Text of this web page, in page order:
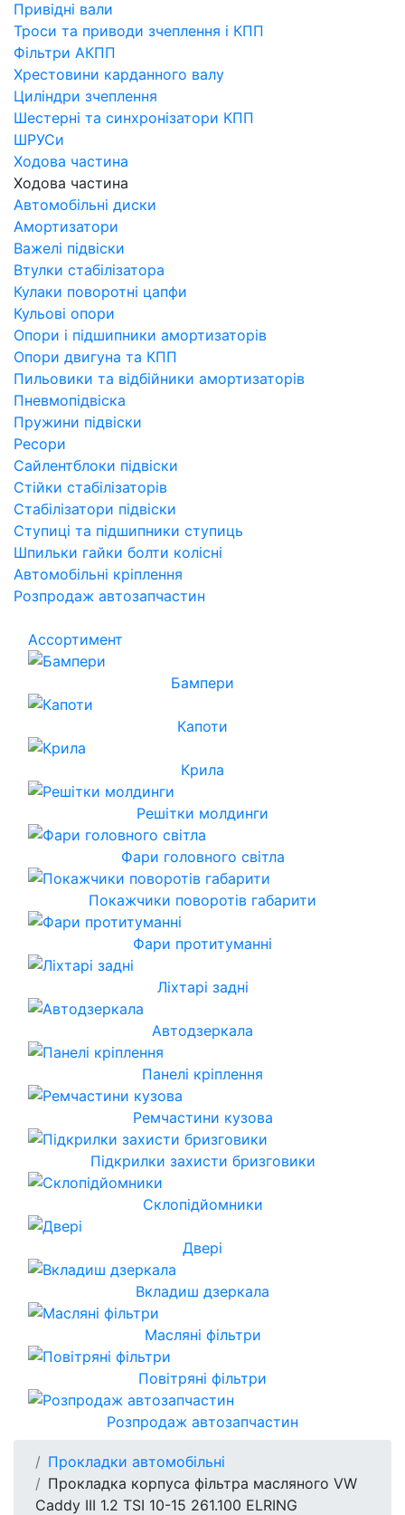
Привідні вали
Троси та приводи зчеплення і КПП
Фільтри АКПП
Хрестовини карданного валу
Циліндри зчеплення
Шестерні та синхронізатори КПП
ШРУСи
Ходова частина
Ходова частина
Автомобільні диски
Амортизатори
Важелі підвіски
Втулки стабілізатора
Кулаки поворотні цапфи
Кульові опори
Опори і підшипники амортизаторів
Опори двигуна та КПП
Пильовики та відбійники амортизаторів
Пневмопідвіска
Пружини підвіски
Ресори
Сайлентблоки підвіски
Стійки стабілізаторів
Стабілізатори підвіски
Ступиці та підшипники ступиць
Шпильки гайки болти колісні
Автомобільні кріплення
Розпродаж автозапчастин
Ассортимент
Бампери
Капоти
Крила
Решітки молдинги
Фари головного світла
Покажчики поворотів габарити
Фари протитуманні
Ліхтарі задні
Автодзеркала
Панелі кріплення
Ремчастини кузова
Підкрилки захисти бризговики
Склопідйомники
Двері
Вкладиш дзеркала
Масляні фільтри
Повітряні фільтри
Розпродаж автозапчастин
Прокладки автомобільні
Прокладка корпуса фільтра масляного VW
Caddy III 1.2 TSI 10-15 261.100 ELRING